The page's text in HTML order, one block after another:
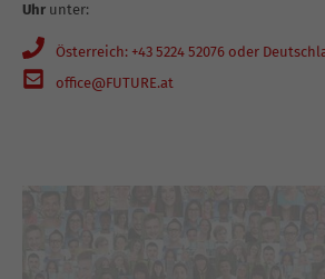
Uhr unter:
Österreich: +43 5224 52076 oder
office@FUTURE.at